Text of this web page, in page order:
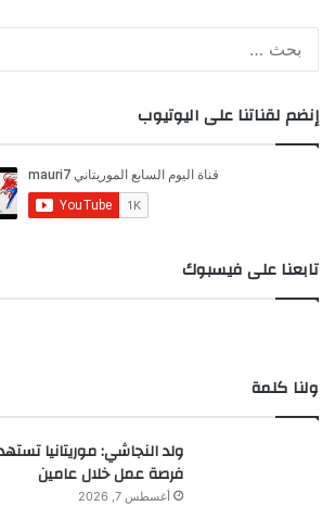
إنضم لقناتنا على اليوتيوب
تابعنا على فيسبوك
ولنا كلمة
فرصة عمل خلال عامين
أغسطس 7, 2026